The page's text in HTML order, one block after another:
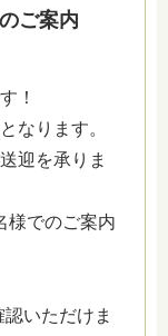
ご案内
！
なります。
迎を承りま
様でのご案内
いただけま